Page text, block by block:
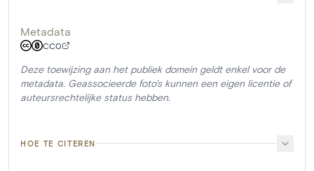
Metadata
CC0
Deze toewijzing aan het publiek domein geldt enkel voor de
metadata. Geassocieerde foto's kunnen een eigen licentie of
auteursrechtelijke status hebben.
HOE TE CITEREN